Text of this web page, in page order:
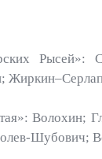
Рысей»:
Волохин;
Шубович;